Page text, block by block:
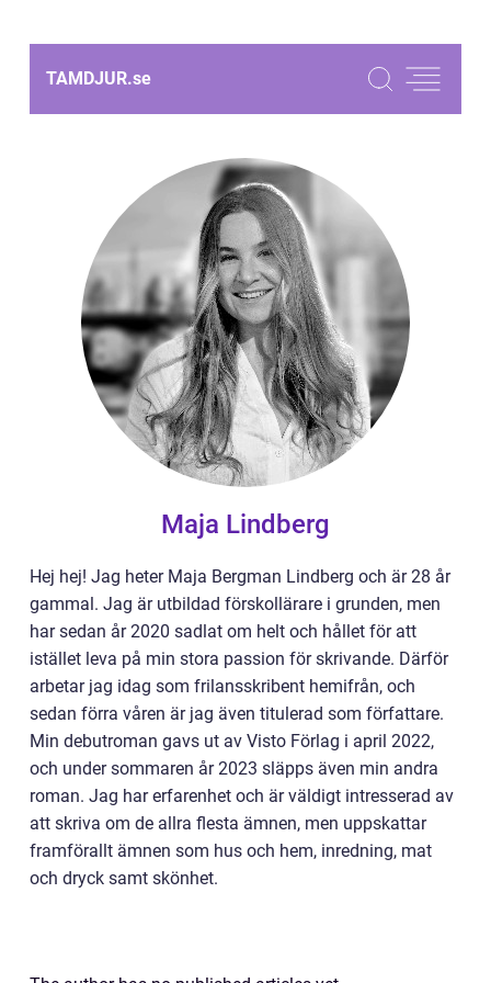
TAMDJUR.se
Maja Lindberg
Hej hej! Jag heter Maja Bergman Lindberg och är 28 år
gammal. Jag är utbildad förskollärare i grunden, men
har sedan år 2020 sadlat om helt och hållet för att
istället leva på min stora passion för skrivande. Därför
arbetar jag idag som frilansskribent hemifrån, och
sedan förra våren är jag även titulerad som författare.
Min debutroman gavs ut av Visto Förlag i april 2022,
och under sommaren år 2023 släpps även min andra
roman. Jag har erfarenhet och är väldigt intresserad av
att skriva om de allra flesta ämnen, men uppskattar
framförallt ämnen som hus och hem, inredning, mat
och dryck samt skönhet.